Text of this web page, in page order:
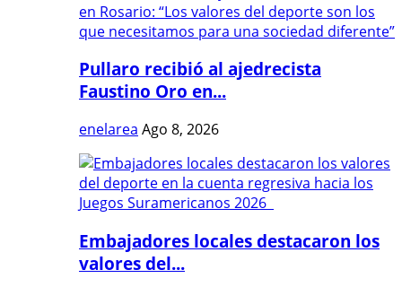
Pullaro recibió al ajedrecista
Faustino Oro en...
enelarea Ago 8, 2026
Embajadores locales destacaron los
valores del...